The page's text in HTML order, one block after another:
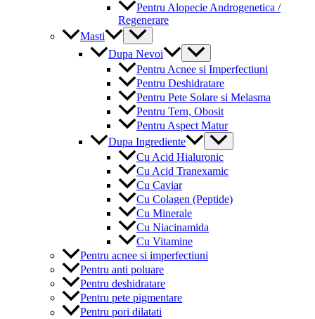
Pentru Alopecie Androgenetica /
Regenerare
Masti
Menu
Toggle
Dupa Nevoi
Menu
Toggle
Pentru Acnee si Imperfectiuni
Pentru Deshidratare
Pentru Pete Solare si Melasma
Pentru Tern, Obosit
Pentru Aspect Matur
Dupa Ingrediente
Menu
Toggle
Cu Acid Hialuronic
Cu Acid Tranexamic
Cu Caviar
Cu Colagen (Peptide)
Cu Minerale
Cu Niacinamida
Cu Vitamine
Pentru acnee si imperfectiuni
Pentru anti poluare
Pentru deshidratare
Pentru pete pigmentare
Pentru pori dilatati